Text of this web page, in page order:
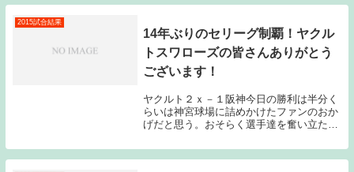
た亀井に代走鈴木を送り、ものの見事にも
2015試合結果
14年ぶりのセリーグ制覇！ヤクル
トスワローズの皆さんありがとう
ございます！
ヤクルト２ｘ－１阪神今日の勝利は半分く
らいは神宮球場に詰めかけたファンのおか
げだと思う。おそらく選手達を奮い立た
のブログの読者の方の中にも神宮球場に足
を運んだ方がいるかもしれないが、素晴ら